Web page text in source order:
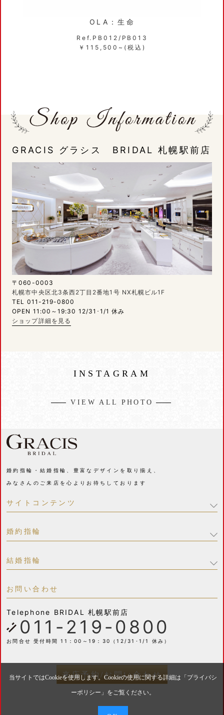
OLA：生命
Ref.PB012/PB013
￥115,500~(税込)
GRACIS グラシス BRIDAL 札幌駅前店
〒060-0003
札幌市中央区北3条西2丁目2番地1号 NX札幌ビル1F
TEL 011-219-0800
OPEN 11:00～19:30 12/31･1/1 休み
ショップ詳細を見る
INSTAGRAM
VIEW ALL PHOTO
婚約指輪・結婚指輪、豊富なデザインを取り揃え、
みなさんのご来店を心よりお待ちしております
サイトコンテンツ
婚約指輪
結婚指輪
お問い合わせ
Telephone BRIDAL 札幌駅前店
011-219-0800
お問合せ 受付時間 11：00～19：30（12/31･1/1 休み）
来店予約/お問い合わせ
当サイトではCookieを使用します。Cookieの使用に関する詳細は「 プライバシ
ーポリシー 」をご覧ください。